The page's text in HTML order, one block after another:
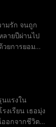
มรัก จนถูก
ลายปีผ่านไป
ยการยอม
ที่เขามีให้มา
แรงใน
งเรียน เธอมุ่ง
ออกจากชีวิต